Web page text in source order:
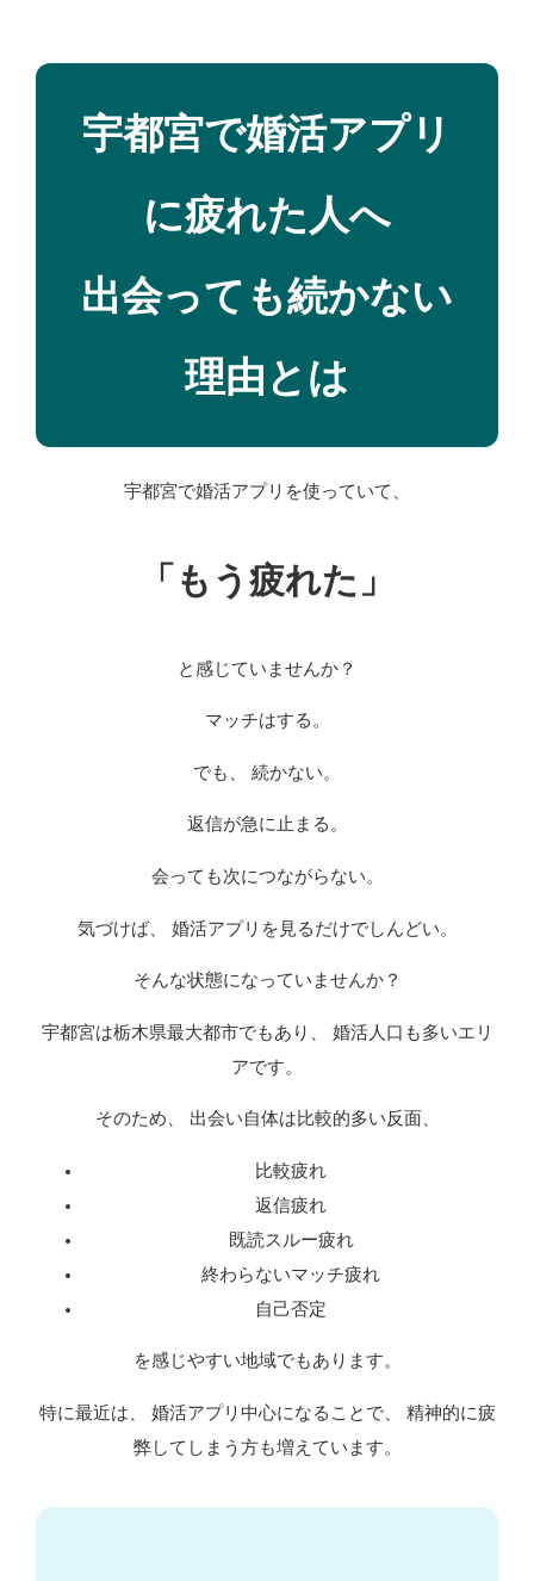
宇都宮で婚活アプリ
に疲れた人へ
出会っても続かない
理由とは
宇都宮で婚活アプリを使っていて、
「もう疲れた」
と感じていませんか？
マッチはする。
でも、 続かない。
返信が急に止まる。
会っても次につながらない。
気づけば、 婚活アプリを見るだけでしんどい。
そんな状態になっていませんか？
宇都宮は栃木県最大都市でもあり、 婚活人口も多いエリ
アです。
そのため、 出会い自体は比較的多い反面、
比較疲れ
返信疲れ
既読スルー疲れ
終わらないマッチ疲れ
自己否定
を感じやすい地域でもあります。
特に最近は、 婚活アプリ中心になることで、 精神的に疲
弊してしまう方も増えています。